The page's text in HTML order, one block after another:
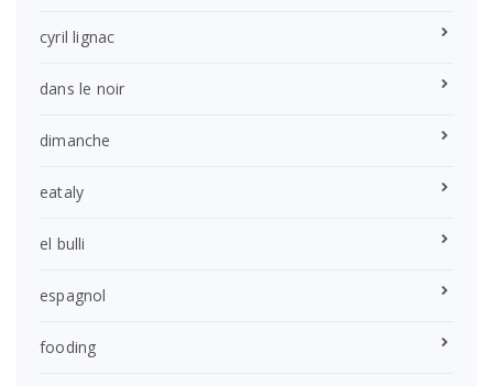
cyril lignac
dans le noir
dimanche
eataly
el bulli
espagnol
fooding